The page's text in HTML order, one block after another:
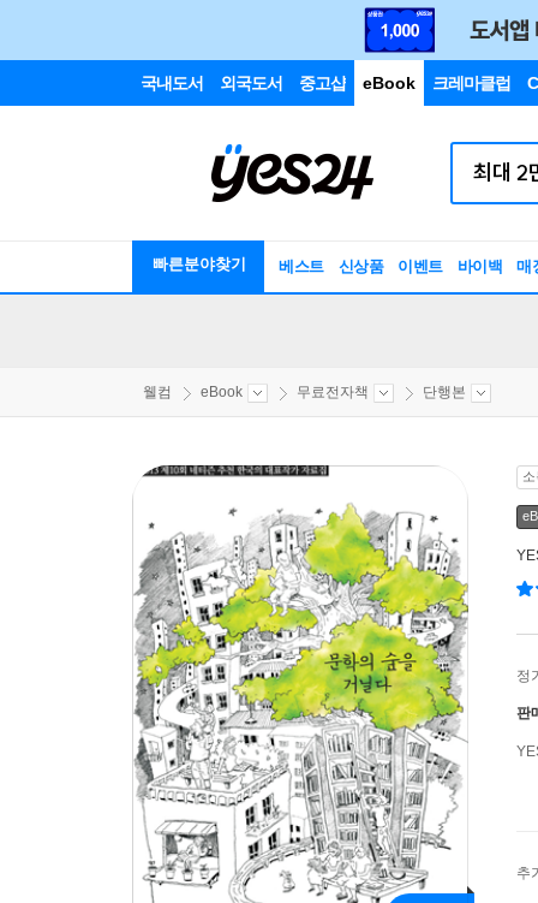
국내도서 외국도서 중고샵 eBook 크레마클럽
빠른분야찾기 베스트 신상품 이벤트 바이백 매
웰컴 eBook 무료전자책 단행본
정
판
추